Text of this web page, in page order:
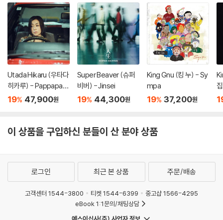
Utada Hikaru (우타다
히카루) - Pappapara
dise [7인치 Vinyl]
19% 47,900원
Super Beaver (슈퍼
비버) - Jinsei
19% 44,300원
King Gnu (킹 누) - Sy
mpa
19% 37,200원
이 상품을 구입하신 분들이 산 분야 상품
로그인 최근 본 상품 주문/배송
고객센터 1544-3800 티켓 1544-6399
중고샵 1566-4295
eBook 1:1문의/채팅상담